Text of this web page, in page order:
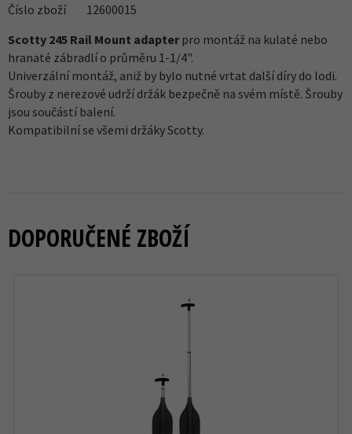
Číslo zboží
12600015
Scotty 245 Rail Mount adapterpro montáž na kulaté nebo
hranaté zábradlí o průměru 1-1/4".
Univerzální montáž, aniž by bylo nutné vrtat další díry do lodi.
Šrouby z nerezové udrží držák bezpečně na svém místě. Šrouby
jsou součástí balení.
Kompatibilní se všemi držáky Scotty.
DOPORUČENÉ ZBOŽÍ